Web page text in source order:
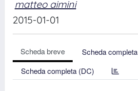
matteo aimini
2015-01-01
Scheda breve
Scheda completa
Scheda completa (DC)